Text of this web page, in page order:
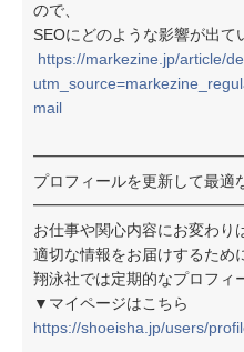
ので、
SEOにどのような影響が出て
https://markezine.jp/article/
mail
プロフィールを更新して最適
お仕事や関心内容にお変わり
適切な情報をお届けするため
翔泳社では定期的なプロフィ
▼マイページはこちら
https://shoeisha.jp/users/